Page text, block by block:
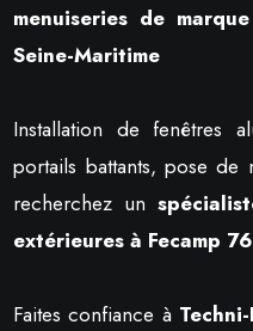
menuiseries de
Seine-Maritime
Installation de fenêtres
portails battants, pose de
recherchez un
extérieures à Fecamp
Faites confiance à